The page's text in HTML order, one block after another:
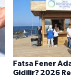
Fatsa Fener
Gidilir? 2026